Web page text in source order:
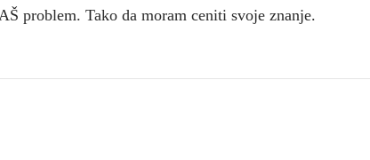
problem. Tako da moram ceniti svoje znanje.